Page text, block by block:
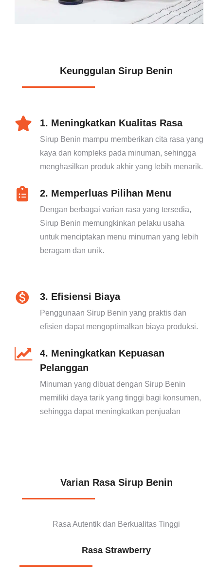
Keunggulan Sirup Benin
1. Meningkatkan Kualitas Rasa
Sirup Benin mampu memberikan cita rasa yang
kaya dan kompleks pada minuman, sehingga
menghasilkan produk akhir yang lebih menarik.
2. Memperluas Pilihan Menu
Dengan berbagai varian rasa yang tersedia,
Sirup Benin memungkinkan pelaku usaha
untuk menciptakan menu minuman yang lebih
beragam dan unik.
3. Efisiensi Biaya
Penggunaan Sirup Benin yang praktis dan
efisien dapat mengoptimalkan biaya produksi.
4. Meningkatkan Kepuasan
Pelanggan
Minuman yang dibuat dengan Sirup Benin
memiliki daya tarik yang tinggi bagi konsumen,
sehingga dapat meningkatkan penjualan
Varian Rasa Sirup Benin
Rasa Autentik dan Berkualitas Tinggi
Rasa Strawberry